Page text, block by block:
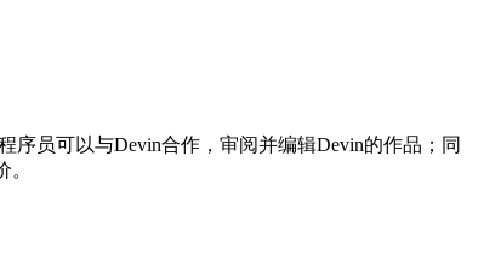
序员可以与Devin合作，审阅并编辑Devin的作品；同